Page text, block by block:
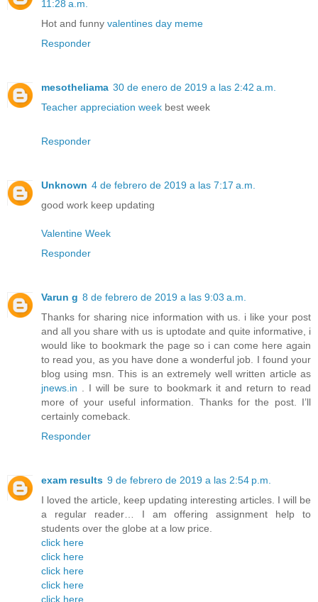
11:28 a.m.
Hot and funny valentines day meme
Responder
mesotheliama 30 de enero de 2019 a las 2:42 a.m.
Teacher appreciation week best week
Responder
Unknown 4 de febrero de 2019 a las 7:17 a.m.
good work keep updating
Valentine Week
Responder
Varun g 8 de febrero de 2019 a las 9:03 a.m.
Thanks for sharing nice information with us. i like your post
and all you share with us is uptodate and quite informative, i
would like to bookmark the page so i can come here again
to read you, as you have done a wonderful job. I found your
blog using msn. This is an extremely well written article as
jnews.in . I will be sure to bookmark it and return to read
more of your useful information. Thanks for the post. I’ll
certainly comeback.
Responder
exam results 9 de febrero de 2019 a las 2:54 p.m.
I loved the article, keep updating interesting articles. I will be
a regular reader… I am offering assignment help to
students over the globe at a low price.
click here
click here
click here
click here
click here